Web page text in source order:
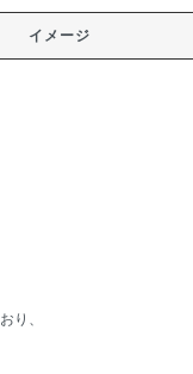
イメージ
り、